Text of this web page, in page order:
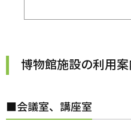
博物館施設の利用案
■会議室、講座室